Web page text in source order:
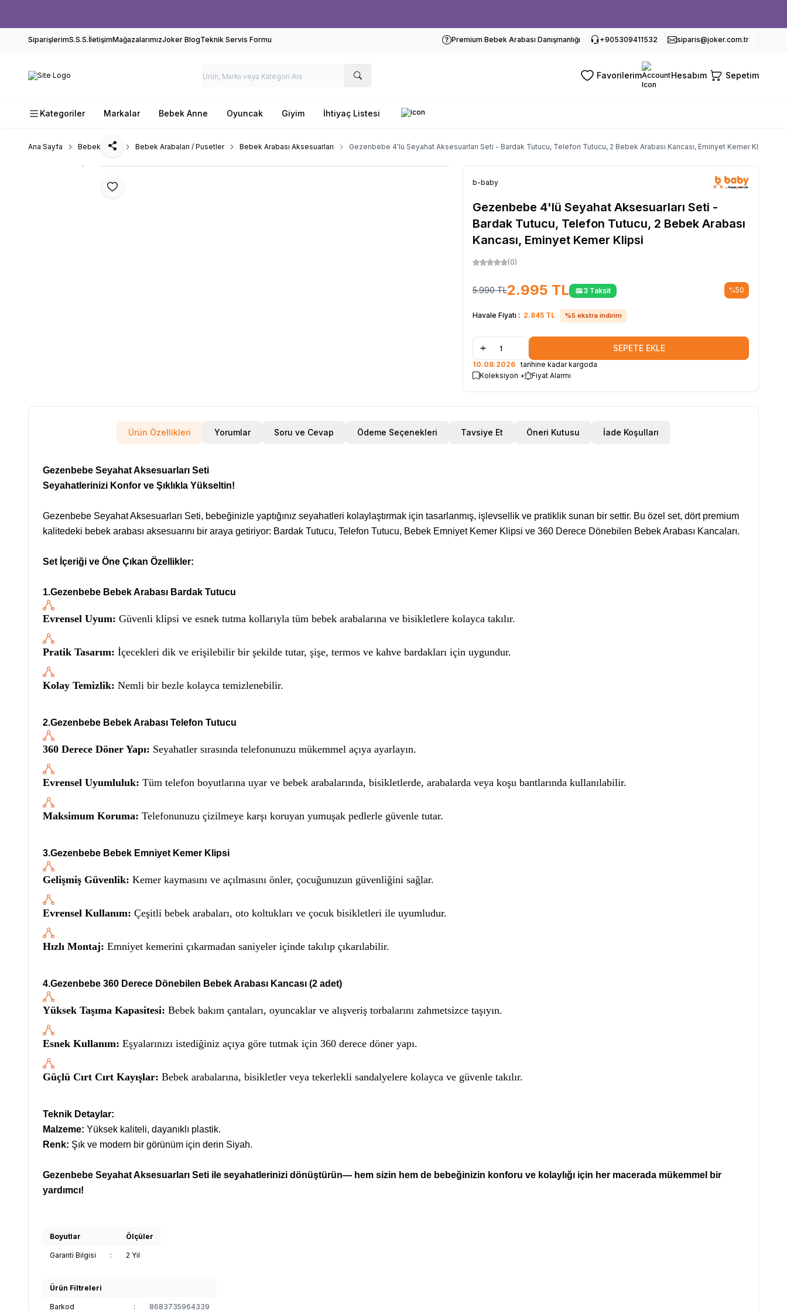
SiparişlerimS.S.S.İletişimMağazalarımızJoker BlogTeknik Servis Formu Premium Bebek Arabası Danışmanlığı +905309411532 siparis@joker.com.tr
Favorilerim Hesabım Sepetim
Kategoriler Markalar Bebek Anne Oyuncak Giyim İhtiyaç Listesi
Ana Sayfa Bebek Anne Bebek Arabaları / Pusetler Bebek Arabası Aksesuarları Gezenbebe 4'lü Seyahat Aksesuarları Seti - Bardak Tutucu, Telefon Tutucu, 2 Bebek Arabası Kancası, Eminyet Kemer Klipsi
Favoriye Ekle
Paylaş
b-baby
Gezenbebe 4'lü Seyahat Aksesuarları Seti -
Bardak Tutucu, Telefon Tutucu, 2 Bebek Arabası
Kancası, Eminyet Kemer Klipsi
(0)
5.990TL2.995 TL 3 Taksit %50
Havale Fiyatı : 2.845 TL %5 ekstra indirim
SEPETE EKLE
10.08.2026 tarihine kadar kargoda
Koleksiyon +
Fiyat Alarmı
Ürün Özellikleri Yorumlar Soru ve Cevap Ödeme Seçenekleri Tavsiye Et Öneri Kutusu İade Koşulları
Gezenbebe Seyahat Aksesuarları Seti
Seyahatlerinizi Konfor ve Şıklıkla Yükseltin!
Gezenbebe Seyahat Aksesuarları Seti, bebeğinizle yaptığınız seyahatleri kolaylaştırmak için tasarlanmış, işlevsellik ve pratiklik sunan bir settir. Bu özel set, dört premium
kalitedeki bebek arabası aksesuarını bir araya getiriyor: Bardak Tutucu, Telefon Tutucu, Bebek Emniyet Kemer Klipsi ve 360 Derece Dönebilen Bebek Arabası Kancaları.
Set İçeriği ve Öne Çıkan Özellikler:
1.Gezenbebe Bebek Arabası Bardak Tutucu
Evrensel Uyum: Güvenli klipsi ve esnek tutma kollarıyla tüm bebek arabalarına ve bisikletlere kolayca takılır.
Pratik Tasarım: İçecekleri dik ve erişilebilir bir şekilde tutar, şişe, termos ve kahve bardakları için uygundur.
Kolay Temizlik: Nemli bir bezle kolayca temizlenebilir.
2.Gezenbebe Bebek Arabası Telefon Tutucu
360 Derece Döner Yapı: Seyahatler sırasında telefonunuzu mükemmel açıya ayarlayın.
Evrensel Uyumluluk: Tüm telefon boyutlarına uyar ve bebek arabalarında, bisikletlerde, arabalarda veya koşu bantlarında kullanılabilir.
Maksimum Koruma: Telefonunuzu çizilmeye karşı koruyan yumuşak pedlerle güvenle tutar.
3.Gezenbebe Bebek Emniyet Kemer Klipsi
Gelişmiş Güvenlik: Kemer kaymasını ve açılmasını önler, çocuğunuzun güvenliğini sağlar.
Evrensel Kullanım: Çeşitli bebek arabaları, oto koltukları ve çocuk bisikletleri ile uyumludur.
Hızlı Montaj: Emniyet kemerini çıkarmadan saniyeler içinde takılıp çıkarılabilir.
4.Gezenbebe 360 Derece Dönebilen Bebek Arabası Kancası (2 adet)
Yüksek Taşıma Kapasitesi: Bebek bakım çantaları, oyuncaklar ve alışveriş torbalarını zahmetsizce taşıyın.
Esnek Kullanım: Eşyalarınızı istediğiniz açıya göre tutmak için 360 derece döner yapı.
Güçlü Cırt Cırt Kayışlar: Bebek arabalarına, bisikletler veya tekerlekli sandalyelere kolayca ve güvenle takılır.
Teknik Detaylar:
Malzeme: Yüksek kaliteli, dayanıklı plastik.
Renk: Şık ve modern bir görünüm için derin Siyah.
Gezenbebe Seyahat Aksesuarları Seti ile seyahatlerinizi dönüştürün— hem sizin hem de bebeğinizin konforu ve kolaylığı için her macerada mükemmel bir
yardımcı!
Boyutlar Ölçüler
Garanti Bilgisi : 2 Yıl
Ürün Filtreleri
Barkod : 8683735964339